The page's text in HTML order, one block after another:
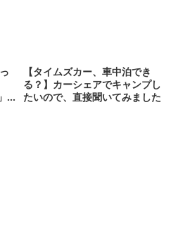
が
【タイムズカー、車中泊でき
る？】カーシェアでキャンプし
たいので、直接聞いてみました